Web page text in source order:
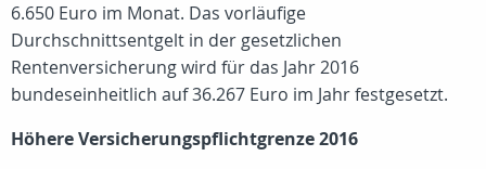
6.650 Euro im Monat. Das vorläufige
Durchschnittsentgelt in der gesetzlichen
Rentenversicherung wird für das Jahr 2016
bundeseinheitlich auf 36.267 Euro im Jahr festgesetzt.
Höhere Versicherungspflichtgrenze 2016